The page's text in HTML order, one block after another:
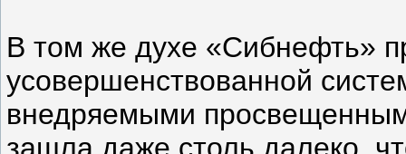
В том же духе «Сибнефть»
усовершенствованной
внедряемыми